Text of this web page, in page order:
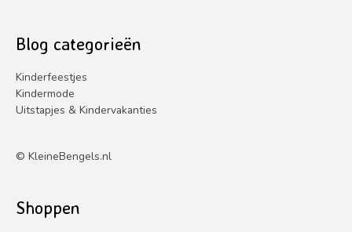
Blog categorieën
Kinderfeestjes
Kindermode
Uitstapjes & Kindervakanties
© KleineBengels.nl
Shoppen